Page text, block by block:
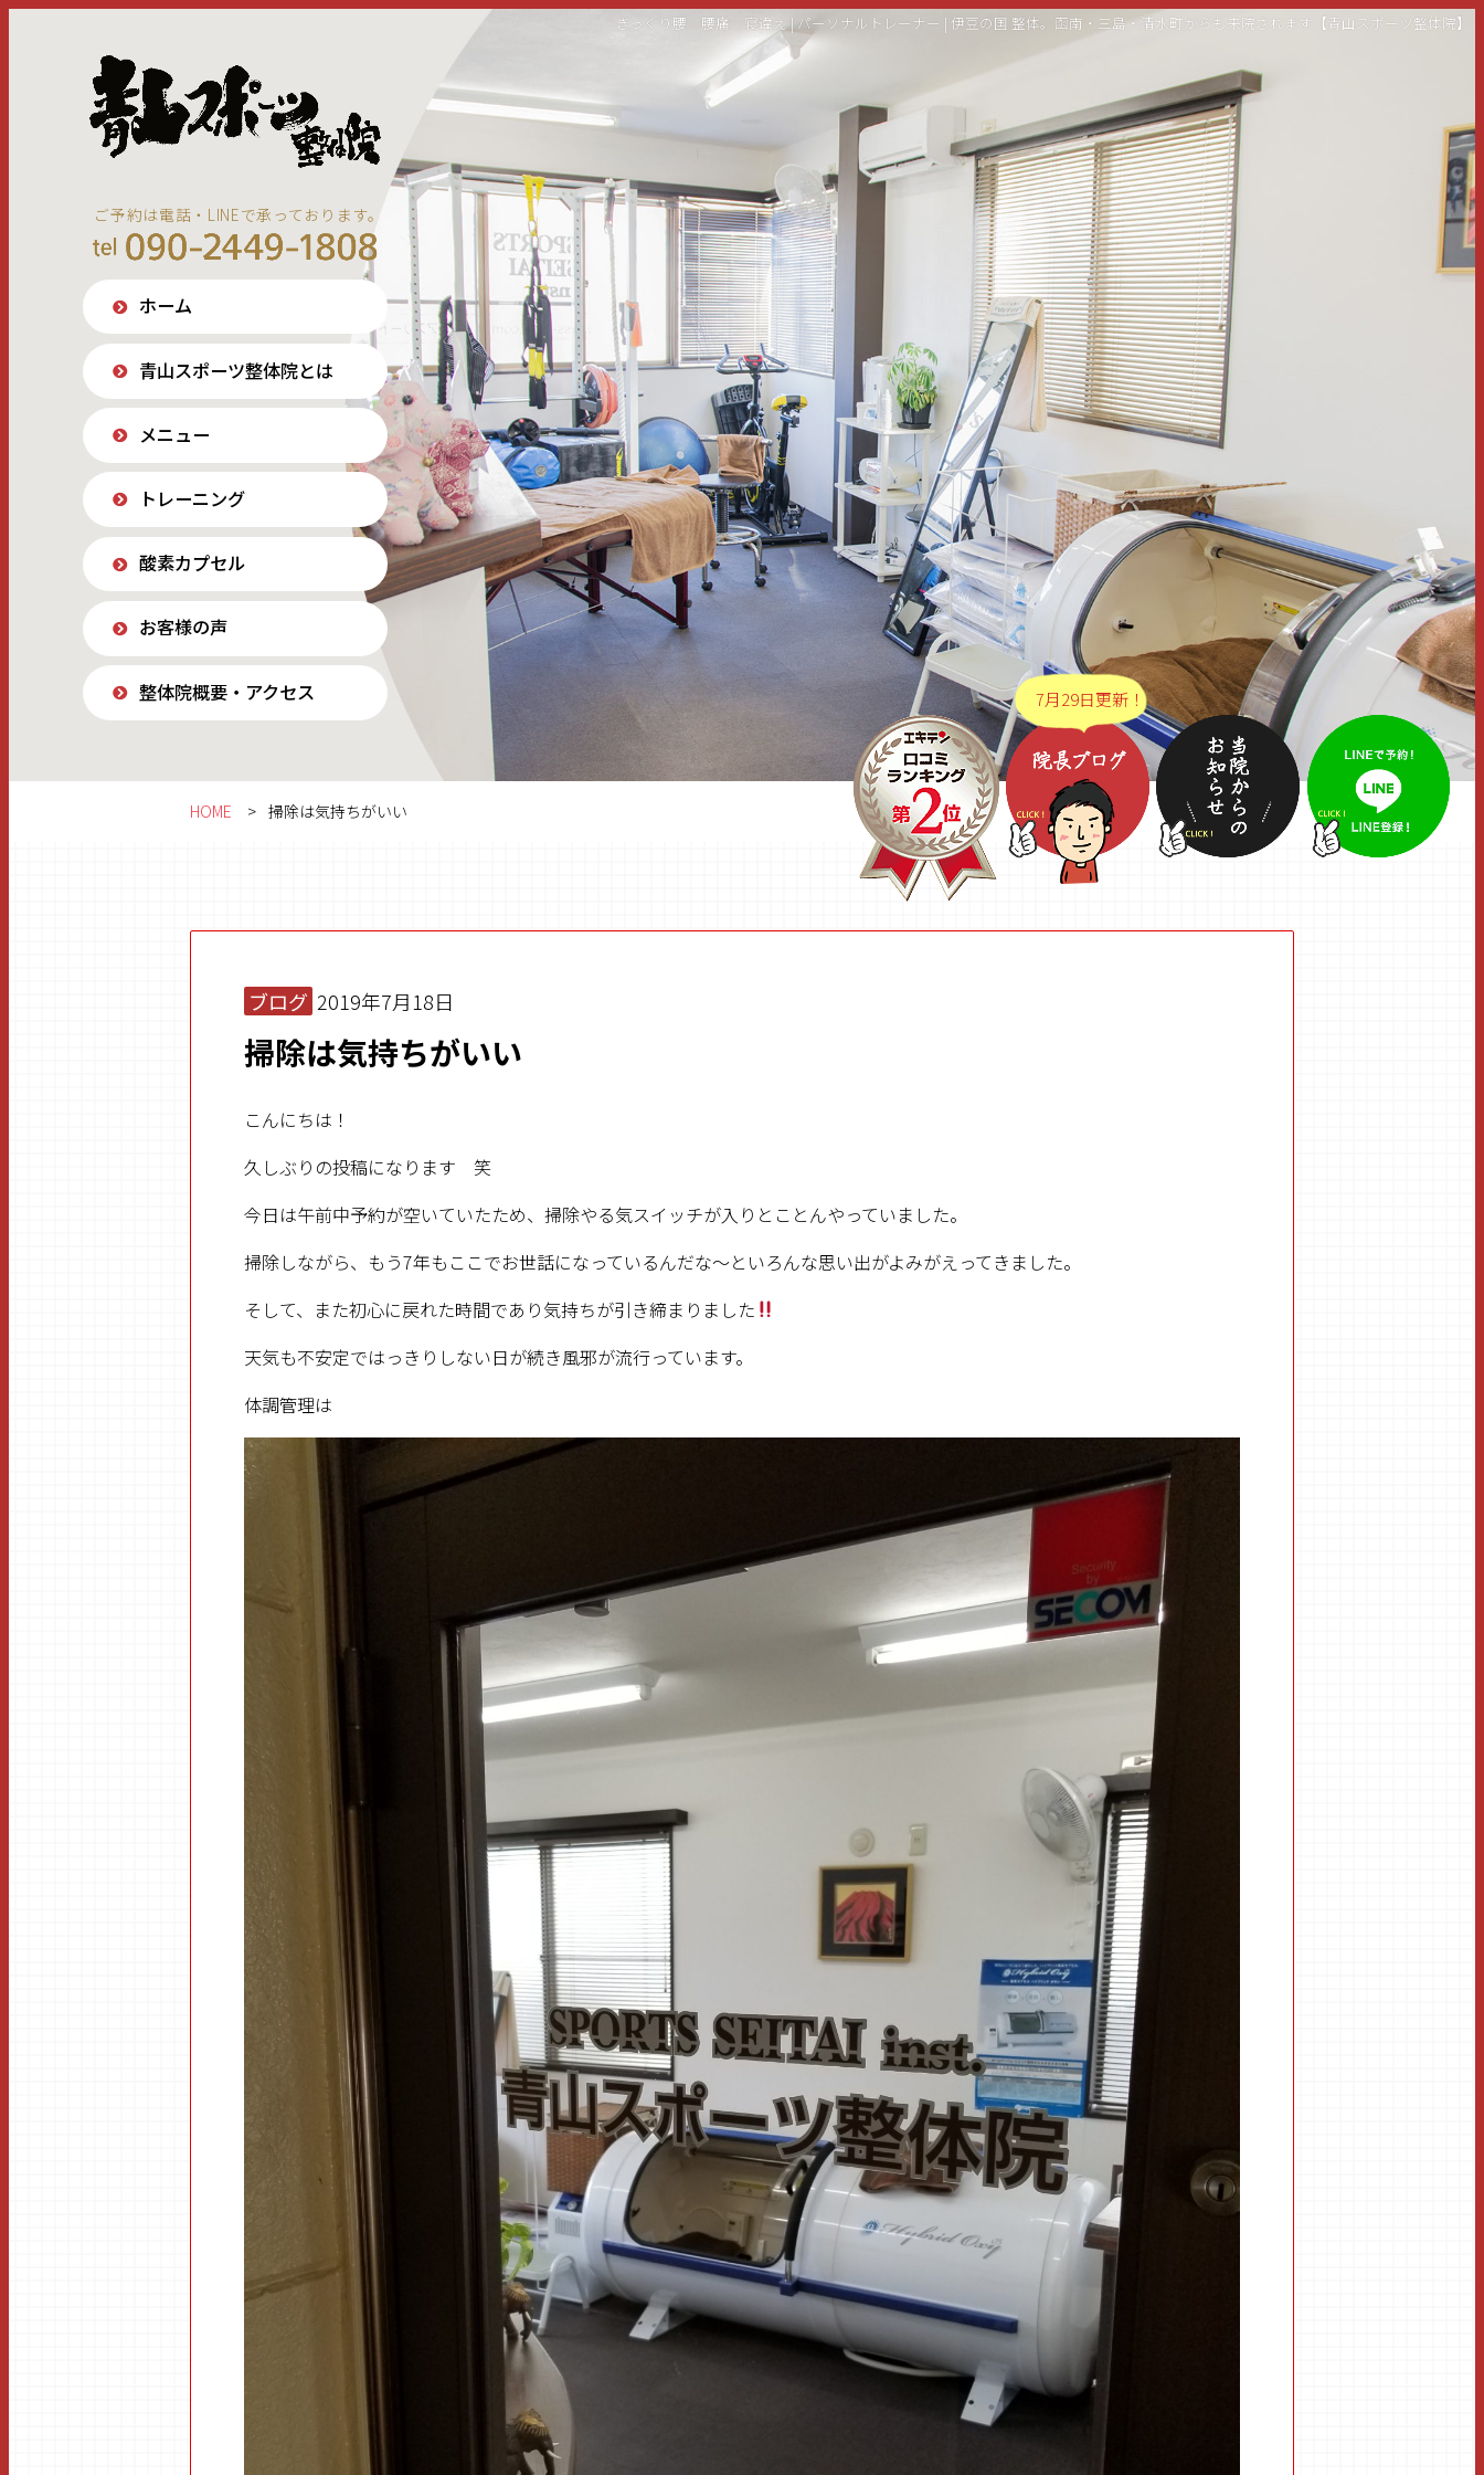
ぎっくり腰 腰痛 寝違え | パーソナルトレーナー | 伊豆の国 整体。函南・三島・清水町からも来院されます【青山スポーツ整体院】
ご予約は電話・LINEで承っております。
ホーム
青山スポーツ整体院とは
メニュー
トレーニング
酸素カプセル
お客様の声
整体院概要・アクセス 7月29日更新！
HOME 掃除は気持ちがいい
ブログ 2019年7月18日
掃除は気持ちがいい
こんにちは！
久しぶりの投稿になります 笑
今日は午前中予約が空いていたため、掃除やる気スイッチが入りとことんやっていました。
掃除しながら、もう7年もここでお世話になっているんだな～といろんな思い出がよみがえってきました。
そして、また初心に戻れた時間であり気持ちが引き締まりました
天気も不安定ではっきりしない日が続き風邪が流行っています。
体調管理は